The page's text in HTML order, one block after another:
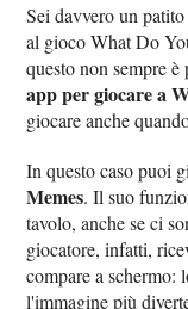
Sei davvero un
al gioco What Do
questo non sempre
app per giocare a
giocare anche
In questo caso puoi
Memes. Il suo
tavolo, anche se ci
giocatore, infatti,
compare a schermo:
l'immagine più